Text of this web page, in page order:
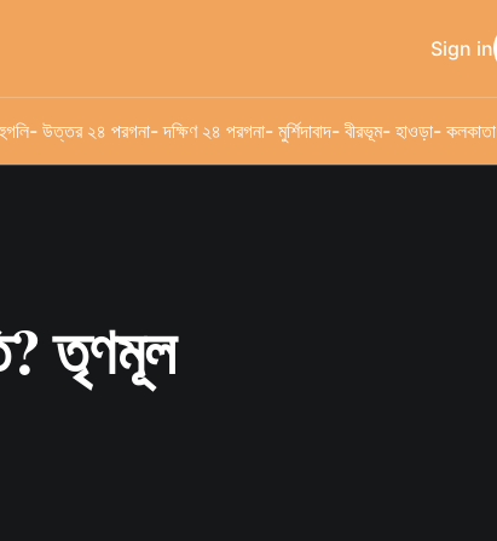
- উত্তর ২৪ পরগনা- দক্ষিণ ২৪ পরগনা- মুর্শিদাবাদ- বীরভূম- হাওড়া- কলকাতা
Sign in
তৃণমূল